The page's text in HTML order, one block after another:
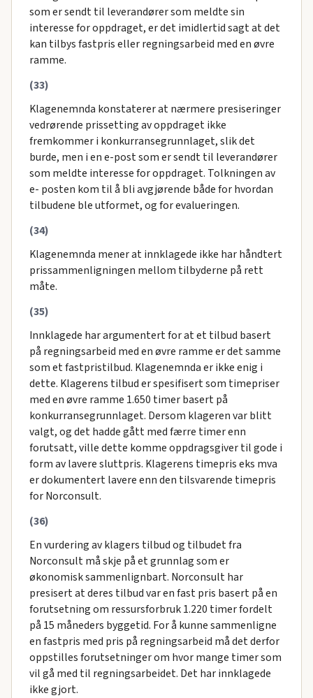
som er sendt til leverandører som meldte sin
interesse for oppdraget, er det imidlertid sagt at det
kan tilbys fastpris eller regningsarbeid med en øvre
ramme.
(33)
Klagenemnda konstaterer at nærmere presiseringer
vedrørende prissetting av oppdraget ikke
fremkommer i konkurransegrunnlaget, slik det
burde, men i en e-post som er sendt til leverandører
som meldte interesse for oppdraget. Tolkningen av
e- posten kom til å bli avgjørende både for hvordan
tilbudene ble utformet, og for evalueringen.
(34)
Klagenemnda mener at innklagede ikke har håndtert
prissammenligningen mellom tilbyderne på rett
måte.
(35)
Innklagede har argumentert for at et tilbud basert
på regningsarbeid med en øvre ramme er det samme
som et fastpristilbud. Klagenemnda er ikke enig i
dette. Klagerens tilbud er spesifisert som timepriser
med en øvre ramme 1.650 timer basert på
konkurransegrunnlaget. Dersom klageren var blitt
valgt, og det hadde gått med færre timer enn
forutsatt, ville dette komme oppdragsgiver til gode i
form av lavere sluttpris. Klagerens timepris eks mva
er dokumentert lavere enn den tilsvarende timepris
for Norconsult.
(36)
En vurdering av klagers tilbud og tilbudet fra
Norconsult må skje på et grunnlag som er
økonomisk sammenlignbart. Norconsult har
presisert at deres tilbud var en fast pris basert på en
forutsetning om ressursforbruk 1.220 timer fordelt
på 15 måneders byggetid. For å kunne sammenligne
en fastpris med pris på regningsarbeid må det derfor
oppstilles forutsetninger om hvor mange timer som
vil gå med til regningsarbeidet. Det har innklagede
ikke gjort.